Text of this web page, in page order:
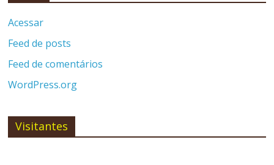
Acessar
Feed de posts
Feed de comentários
WordPress.org
Visitantes